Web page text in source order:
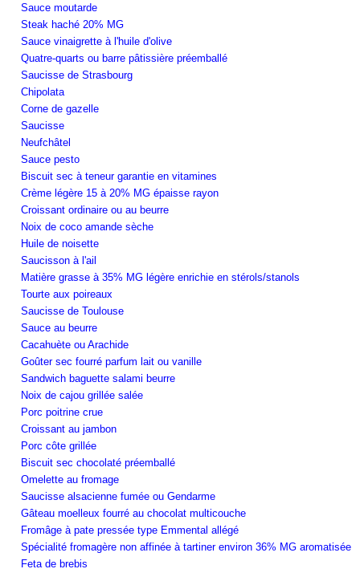
Sauce moutarde
Steak haché 20% MG
Sauce vinaigrette à l'huile d'olive
Quatre-quarts ou barre pâtissière préemballé
Saucisse de Strasbourg
Chipolata
Corne de gazelle
Saucisse
Neufchâtel
Sauce pesto
Biscuit sec à teneur garantie en vitamines
Crème légère 15 à 20% MG épaisse rayon
Croissant ordinaire ou au beurre
Noix de coco amande sèche
Huile de noisette
Saucisson à l'ail
Matière grasse à 35% MG légère enrichie en stérols/stanols
Tourte aux poireaux
Saucisse de Toulouse
Sauce au beurre
Cacahuète ou Arachide
Goûter sec fourré parfum lait ou vanille
Sandwich baguette salami beurre
Noix de cajou grillée salée
Porc poitrine crue
Croissant au jambon
Porc côte grillée
Biscuit sec chocolaté préemballé
Omelette au fromage
Saucisse alsacienne fumée ou Gendarme
Gâteau moelleux fourré au chocolat multicouche
Fromâge à pate pressée type Emmental allégé
Spécialité fromagère non affinée à tartiner environ 36% MG aromatisée
Feta de brebis